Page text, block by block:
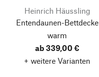
Heinrich Häussling
Entendaunen-Bettdecke
warm
ab 339,00 €
+ weitere Varianten